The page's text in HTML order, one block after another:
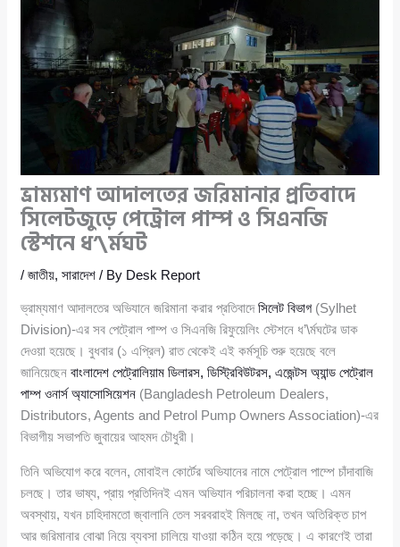
ভ্রাম্যমাণ আদালতের জরিমানার প্রতিবাদে
সিলেটজুড়ে পেট্রোল পাম্প ও সিএনজি
স্টেশনে ধ’\র্মঘট
/জাতীয়,সারাদেশ / By Desk Report
ভ্রাম্যমাণ আদালতের অভিযানে জরিমানা করার প্রতিবাদেসিলেট বিভাগ (Sylhet
Division)-এর সব পেট্রোল পাম্প ও সিএনজি রিফুয়েলিং স্টেশনে ধ’\র্মঘটের ডাক
দেওয়া হয়েছে। বুধবার (১ এপ্রিল) রাত থেকেই এই কর্মসূচি শুরু হয়েছে বলে
জানিয়েছেনবাংলাদেশ পেট্রোলিয়াম ডিলারস, ডিস্ট্রিবিউটরস, এজেন্টস অ্যান্ড পেট্রোল
পাম্প ওনার্স অ্যাসোসিয়েশন (Bangladesh Petroleum Dealers,
Distributors, Agents and Petrol Pump Owners Association)-এর
বিভাগীয় সভাপতি জুবায়ের আহমদ চৌধুরী।
তিনি অভিযোগ করে বলেন, মোবাইল কোর্টের অভিযানের নামে পেট্রোল পাম্পে চাঁদাবাজি
চলছে। তার ভাষ্য, প্রায় প্রতিদিনই এমন অভিযান পরিচালনা করা হচ্ছে। এমন
অবস্থায়, যখন চাহিদামতো জ্বালানি তেল সরবরাহই মিলছে না, তখন অতিরিক্ত চাপ
আর জরিমানার বোঝা নিয়ে ব্যবসা চালিয়ে যাওয়া কঠিন হয়ে পড়েছে। এ কারণেই তারা